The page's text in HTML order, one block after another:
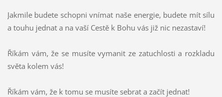
Jakmile budete schopni vnímat naše energie, budete mít sílu
a touhu jednat a na vaší Cestě k Bohu vás již nic nezastaví!
Říkám vám, že se musíte vymanit ze zatuchlosti a rozkladu
světa kolem vás!
Říkám vám, že k tomu se musíte sebrat a začít jednat!